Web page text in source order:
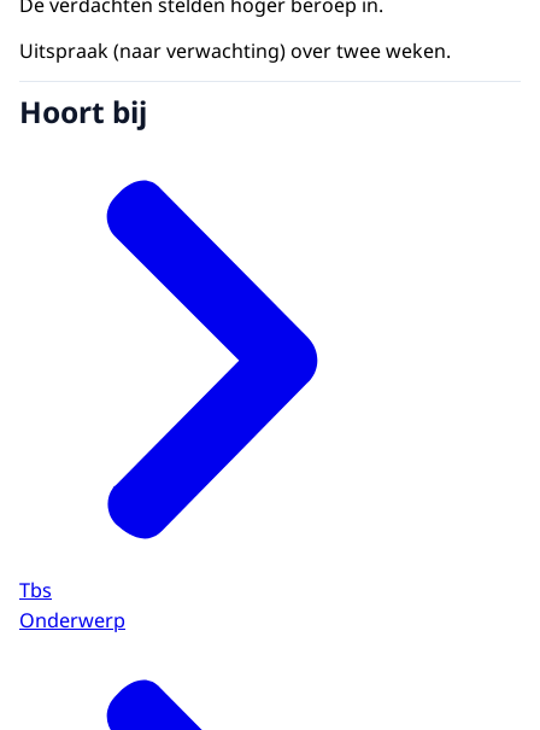
De verdachten stelden hoger beroep in.
Uitspraak (naar verwachting) over twee weken.
Hoort bij
Tbs
Onderwerp